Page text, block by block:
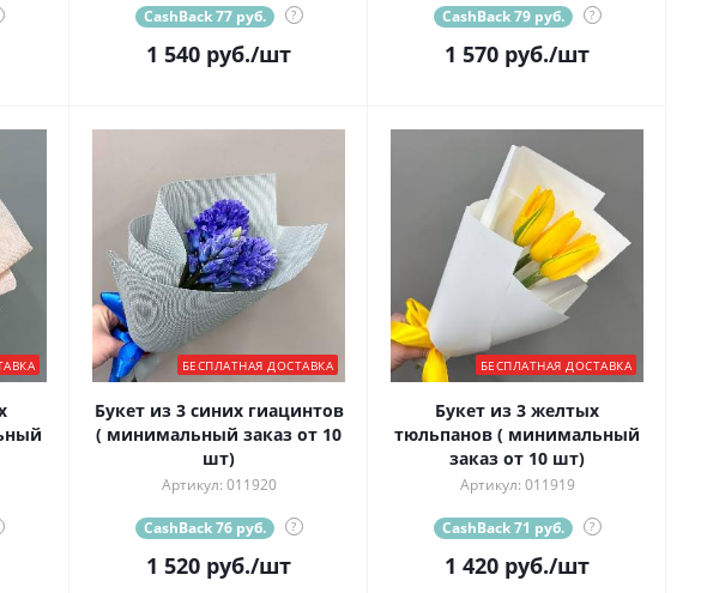
CashBack 77 руб. ?
1 540 руб./шт
CashBack 79 руб. ?
1 570 руб./шт
БЕСПЛАТНАЯ ДОСТАВКА
Букет из 3 синих гиацинтов
( минимальный заказ от 10
шт)
Артикул: 011920
CashBack 76 руб. ?
1 520 руб./шт
БЕСПЛАТНАЯ ДОСТАВКА
Букет из 3 желтых
тюльпанов ( минимальный
заказ от 10 шт)
Артикул: 011919
CashBack 71 руб. ?
1 420 руб./шт